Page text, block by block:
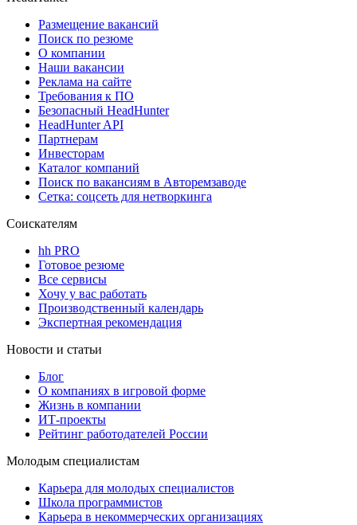
Размещение вакансий
Поиск по резюме
О компании
Наши вакансии
Реклама на сайте
Требования к ПО
Безопасный HeadHunter
HeadHunter API
Партнерам
Инвесторам
Каталог компаний
Поиск по вакансиям в Авторемзаводе
Сетка: соцсеть для нетворкинга
Соискателям
hh PRO
Готовое резюме
Все сервисы
Хочу у вас работать
Производственный календарь
Экспертная рекомендация
Новости и статьи
Блог
О компаниях в игровой форме
Жизнь в компании
ИТ-проекты
Рейтинг работодателей России
Молодым специалистам
Карьера для молодых специалистов
Школа программистов
Карьера в некоммерческих организациях